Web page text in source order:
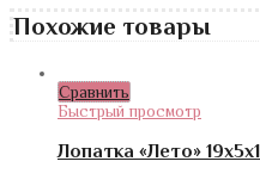
Похожие товары
Сравнить
Быстрый просмотр
Лопатка «Лето»